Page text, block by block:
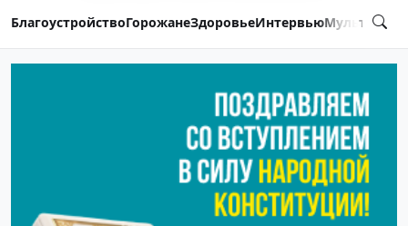
БлагоустройствоГорожанеЗдоровьеИнтервью